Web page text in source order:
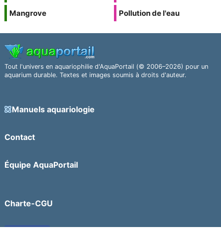
Mangrove
Pollution de l'eau
Tout l'univers en aquariophilie d'AquaPortail (© 2006–2026) pour un
aquarium durable. Textes et images soumis à droits d'auteur.
Manuels aquariologie
Contact
Équipe AquaPortail
Charte-CGU